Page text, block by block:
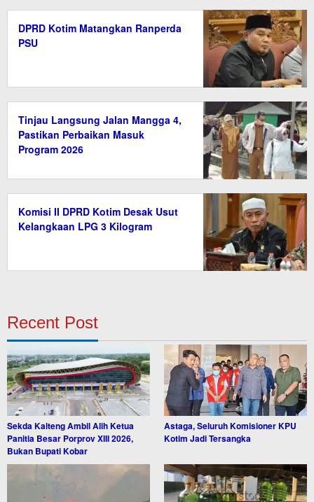
DPRD Kotim Matangkan Ranperda
PSU
Tinjau Langsung Jalan Mangga 4,
Pastikan Perbaikan Masuk
Program 2026
Komisi II DPRD Kotim Desak Usut
Kelangkaan LPG 3 Kilogram
Recent Post
Sekda Kalteng Ambil Alih Ketua
Panitia Besar Porprov XIII 2026,
Bukan Bupati Kobar
Astaga, Seluruh Komisioner KPU
Kotim Jadi Tersangka